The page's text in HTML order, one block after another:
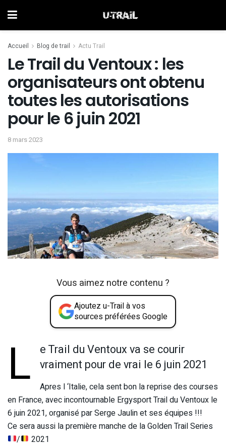
Accueil Blog de trail Actu Trail
Le Trail du Ventoux : les
organisateurs ont obtenu
toutes les autorisations
pour le 6 juin 2021
8 mars 2023
Vous aimez notre contenu ?
Ajoutez u-Trail à vos
sources préférées Google
L
e Trail du Ventoux va se courir
vraiment pour de vrai le 6 juin 2021
Apres l ‘Italie, cela sent bon la reprise des courses
en France, avec incontournable Ergysport Trail du Ventoux le
6 juin 2021, organisé par Serge Jaulin et ses équipes !!!
Ce sera aussi la première manche de la Golden Trail Series
/
2021